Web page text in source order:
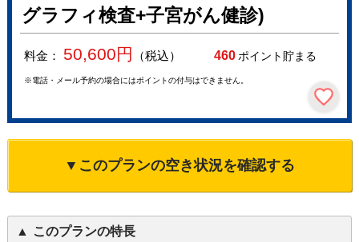
グラフィ検査+子宮がん健診)
料金： 50,600円 （税込） 460ポイント貯まる
※電話・メール予約の場合にはポイントの付与はできません。
▼このプランの空き状況を確認する
このプランの特長